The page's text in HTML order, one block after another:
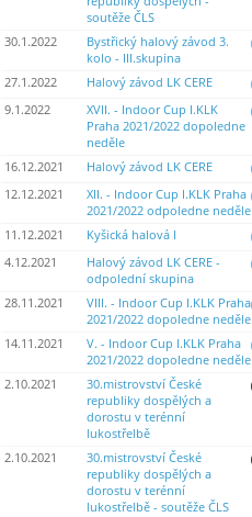
soutěže ČLS
30.1.2022
Bystřický halový závod 3.
kolo - III.skupina
27.1.2022 Halový závod LK CERE
9.1.2022
XVII. - Indoor Cup I.KLK
Praha 2021/2022 dopoledne
neděle
16.12.2021 Halový závod LK CERE
12.12.2021
XII. - Indoor Cup I.KLK Praha
2021/2022 odpoledne neděle
11.12.2021 Kyšická halová I
4.12.2021
Halový závod LK CERE -
odpolední skupina
28.11.2021
VIII. - Indoor Cup I.KLK Praha
2021/2022 dopoledne neděle
14.11.2021
V. - Indoor Cup I.KLK Praha
2021/2022 dopoledne neděle
2.10.2021
30.mistrovství České
republiky dospělých a
dorostu v terénní
lukostřelbě
2.10.2021
30.mistrovství České
republiky dospělých a
dorostu v terénní
lukostřelbě - soutěže ČLS